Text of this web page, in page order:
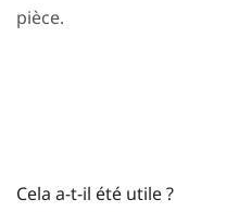
pièce.
Cela a-t-il été utile ?